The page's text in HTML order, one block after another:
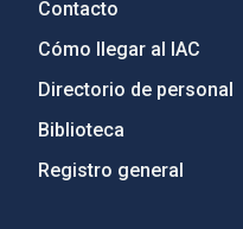
Contacto
Cómo llegar al IAC
Directorio de personal
Biblioteca
Registro general